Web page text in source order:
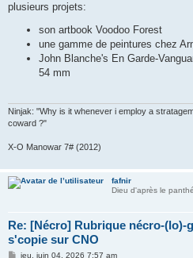
a
plusieurs projets:
son artbook Voodoo Forest
une gamme de peintures chez
John Blanche's En Garde-
54 mm
Ninjak: "Why is it whenever i employ a
coward ?"
X-O Manowar 7# (2012)
fafnir
Dieu d'après le
Re: [Nécro] Rubrique nécro-(lo)-
s'copie sur CNO
Mjeu. juin 04, 2026 7:57 am